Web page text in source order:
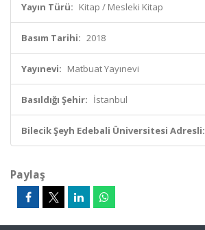
Yayın Türü: Kitap / Mesleki Kitap
Basım Tarihi: 2018
Yayınevi: Matbuat Yayınevi
Basıldığı Şehir: İstanbul
Bilecik Şeyh Edebali Üniversitesi Adresli:
Paylaş